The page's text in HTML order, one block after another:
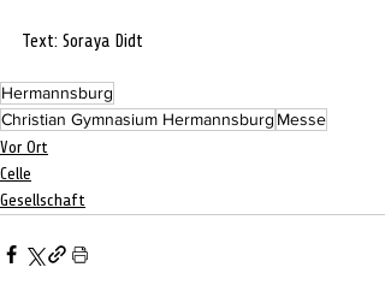
Text: Soraya Didt
Hermannsburg
Christian Gymnasium Hermannsburg Messe
Vor Ort
Celle
Gesellschaft